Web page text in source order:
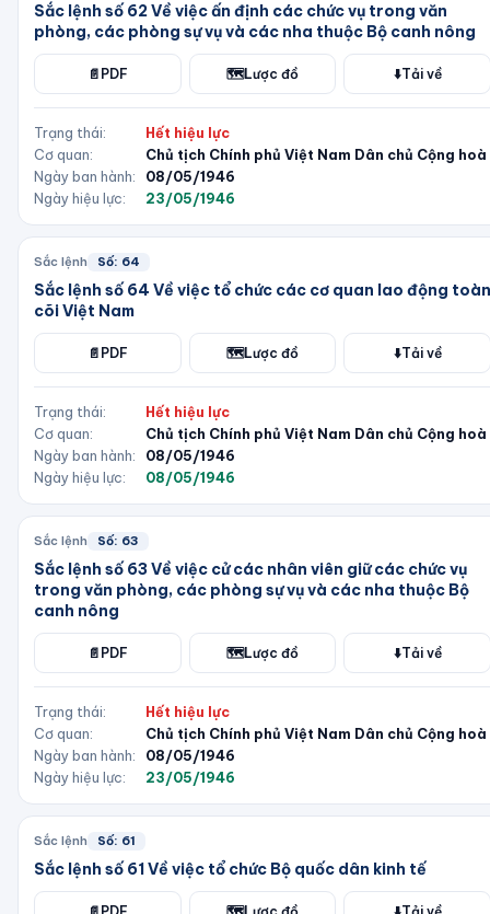
Sắc lệnh số 62 Về việc ấn định các chức vụ trong văn
phòng, các phòng sự vụ và các nha thuộc Bộ canh nông
📄 PDF 🗺️Lược đồ ⬇️Tải về
Trạng thái:
Hết hiệu lực
Cơ quan:
Chủ tịch Chính phủ Việt Nam Dân chủ Cộng hoà
Ngày ban hành:
08/05/1946
Ngày hiệu lực:
23/05/1946
Sắc lệnh Số: 64
Sắc lệnh số 64 Về việc tổ chức các cơ quan lao động toàn
cõi Việt Nam
📄 PDF 🗺️Lược đồ ⬇️Tải về
Trạng thái:
Hết hiệu lực
Cơ quan:
Chủ tịch Chính phủ Việt Nam Dân chủ Cộng hoà
Ngày ban hành:
08/05/1946
Ngày hiệu lực:
08/05/1946
Sắc lệnh Số: 63
Sắc lệnh số 63 Về việc cử các nhân viên giữ các chức vụ
trong văn phòng, các phòng sự vụ và các nha thuộc Bộ
canh nông
📄 PDF 🗺️Lược đồ ⬇️Tải về
Trạng thái:
Hết hiệu lực
Cơ quan:
Chủ tịch Chính phủ Việt Nam Dân chủ Cộng hoà
Ngày ban hành:
08/05/1946
Ngày hiệu lực:
23/05/1946
Sắc lệnh Số: 61
Sắc lệnh số 61 Về việc tổ chức Bộ quốc dân kinh tế